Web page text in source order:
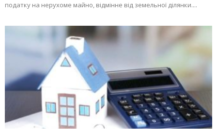
податку на нерухоме майно, відмінне від земельної ділянки....